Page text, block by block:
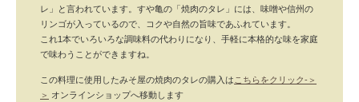
レ」と言われています。すや亀の「焼肉のタレ」には、味噌や信州の
リンゴが入っているので、コクや自然の旨味であふれています。
これ1本でいろいろな調味料の代わりになり、手軽に本格的な味を家庭
で味わうことができますね。
この料理に使用したみそ屋の焼肉のタレの購入は こちらをクリック-＞
＞ オンラインショップへ移動します